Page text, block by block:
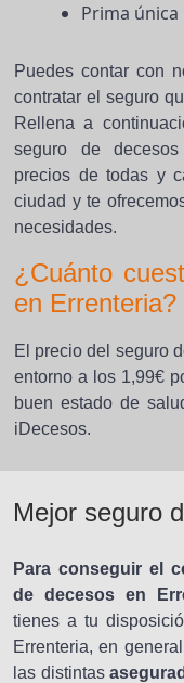
Prima única
Puedes contar con
contratar el seguro
Rellena a
seguro de
precios de todas y
ciudad y te
necesidades.
¿Cuánto
en Errenteria?
El precio del seguro
entorno a los 1,99€
buen estado de
iDecesos.
Mejor seguro
Para conseguir el
de decesos en
tienes a tu
Errenteria, en
las distintas